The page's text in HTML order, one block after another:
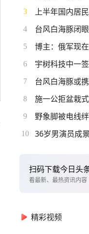
3 上半年国内居
4 台风白海豚闭
5 博主：俄军现
6 宇树科技中一
7 台风白海豚或
8 施一公拒盆栽
9 野象脚被电线
10 36岁男演员成
扫码下载今日头
看最新、最热资讯内容
精彩视频